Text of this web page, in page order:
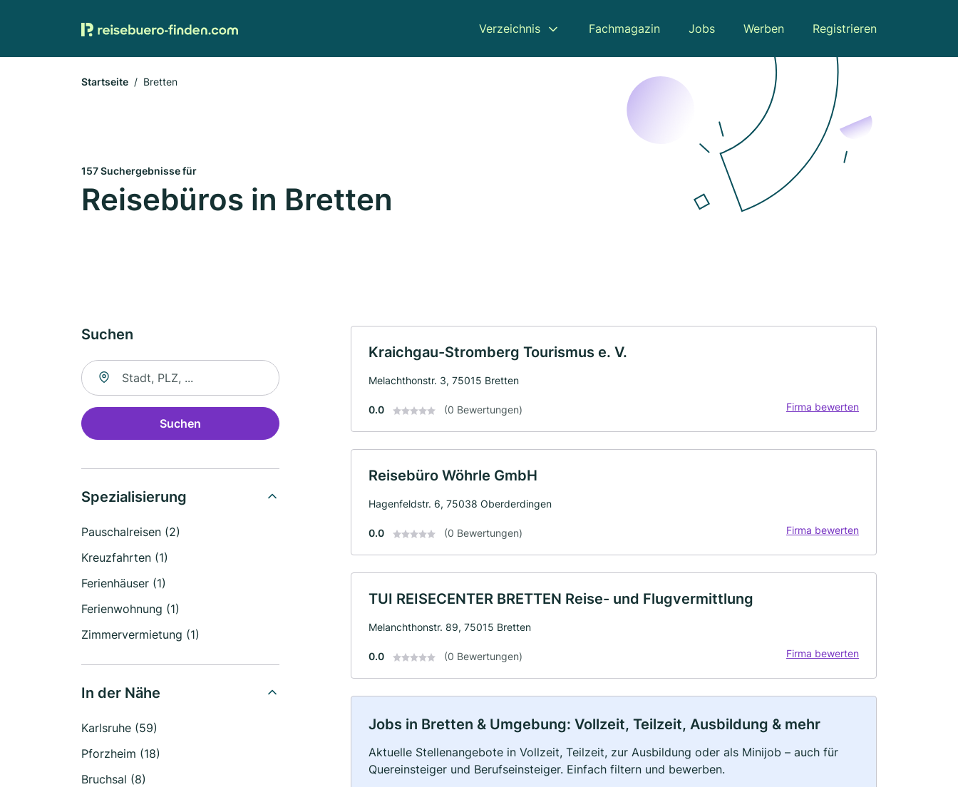
Verzeichnis Fachmagazin Jobs Werben Registrieren
Startseite Bretten
157 Suchergebnisse für
Reisebüros in Bretten
Suchen
Suche nach Ort
Suchen
Spezialisierung
Pauschalreisen (2)
Kreuzfahrten (1)
Ferienhäuser (1)
Ferienwohnung (1)
Zimmervermietung (1)
In der Nähe
Karlsruhe (59)
Pforzheim (18)
Bruchsal (8)
Kraichgau-Stromberg Tourismus e. V.
Melachthonstr. 3, 75015 Bretten
0.0 (0 Bewertungen) Firma bewerten
Reisebüro Wöhrle GmbH
Hagenfeldstr. 6, 75038 Oberderdingen
0.0 (0 Bewertungen) Firma bewerten
TUI REISECENTER BRETTEN Reise- und Flugvermittlung
Melanchthonstr. 89, 75015 Bretten
0.0 (0 Bewertungen) Firma bewerten
Jobs in Bretten & Umgebung: Vollzeit, Teilzeit, Ausbildung & mehr
Aktuelle Stellenangebote in Vollzeit, Teilzeit, zur Ausbildung oder als Minijob – auch für
Quereinsteiger und Berufseinsteiger. Einfach filtern und bewerben.